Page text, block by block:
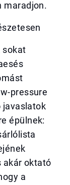
maradjon.
sokat
pressure
javaslatok
épülnek:
akár oktató
a